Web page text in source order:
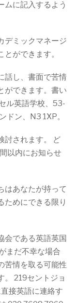
ムに記入するよう
デミックマネージ
ができます。
話し、書面で苦情
ができます。書い
ル英語学校、53-
ドン、N3 1XP。
討されます。 ど
以内にお知らせ
はあなたが持って
ためにできる限り
会である英語英国
まだ不幸な場合
苦情を取る可能性
。 219セントジョ
接英語に連絡す